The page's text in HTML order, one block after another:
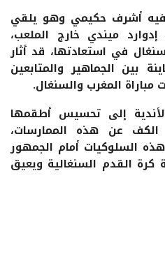
أشرف حكيمي وهو يلقي
ميندي خارج الملعب،
في استعادتها، قد أثار
بين الجماهير والمتابعين
المغرب والسنغال.
إلى تحسيس أطقمها
الكف عن هذه الممارسات،
السلوكيات أمام الجمهور
القدم السنغالية ويعيق